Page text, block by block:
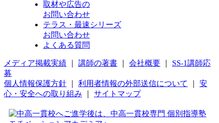
取材や広告の
お問い合わせ
テラス・最速シリーズ
お問い合わせ
よくある質問
メディア掲載実績 講師の著書 会社概要
SS-1講師応
募
個人情報保護方針
利用者情報の外部送信について
安
心・安全への取り組み
サイトマップ